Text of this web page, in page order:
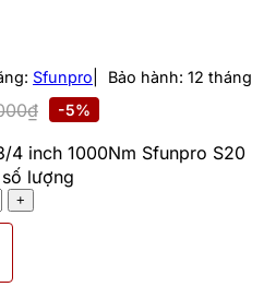
Sfunpro Bảo hành: 12 tháng
-5%
4 inch 1000Nm Sfunpro S20
lượng